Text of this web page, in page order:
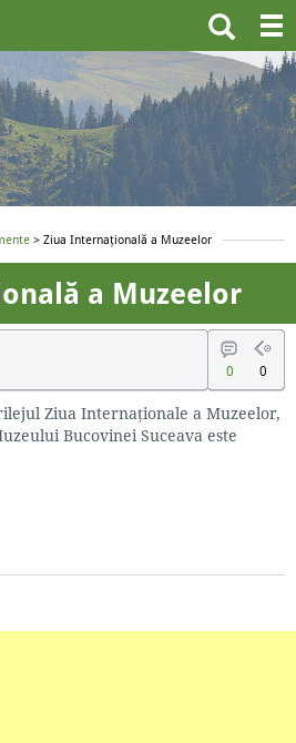
> Ziua Internațională a Muzeelor
a Muzeelor
0 0
Ziua Internaționale a Muzeelor,
Bucovinei Suceava este